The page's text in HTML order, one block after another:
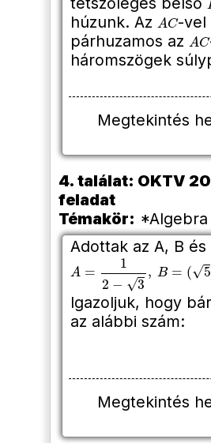
húzunk. Az A C-vel
párhuzamos az
A C
háromszögek
Megtekintés
4. találat: OKTV
feladat
Témakör: *Algebra
Adottak az A, B és
A 3, 5− 3 ⋅(
Igazoljuk, hogy
az alábbi szám:
Megtekintés